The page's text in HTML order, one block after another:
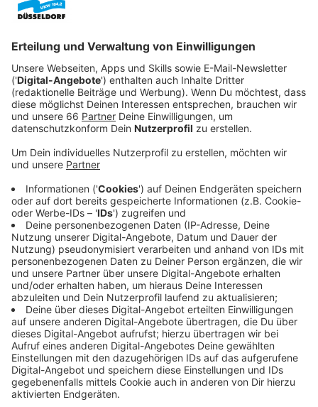
aus der Tasche zieht.
Anzeige
Doch dann bekommt ausgerechnet das falsche
Selcan (Bayan Layla). Die warnt sie vor finsteren
Wenig später steht dann auch schon der erste Dämon
vor der Tür und damit ist klar, dass Mandy was
unternehmen muss. Doch dafür muss sie nicht nur das
Haus verlassen, sondern sich auch mit ihren eigenen
Dämonen auseinandersetzen.
Streaming-Dienst: Amazon Prime Video
Anzeige
Wir benötigen Ihre